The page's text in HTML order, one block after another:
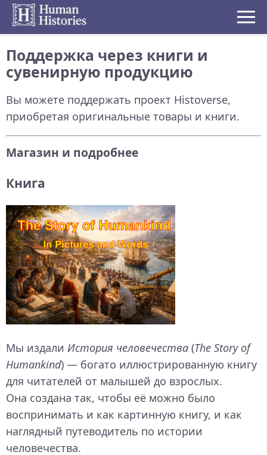
Поддержка через книги и
сувенирную продукцию
Вы можете поддержать проект Histoverse,
приобретая оригинальные товары и книги.
Магазин и подробнее
Книга
Мы издали История человечества (The Story of
Humankind) — богато иллюстрированную книгу
для читателей от малышей до взрослых.
Она создана так, чтобы её можно было
воспринимать и как картинную книгу, и как
наглядный путеводитель по истории
человечества.